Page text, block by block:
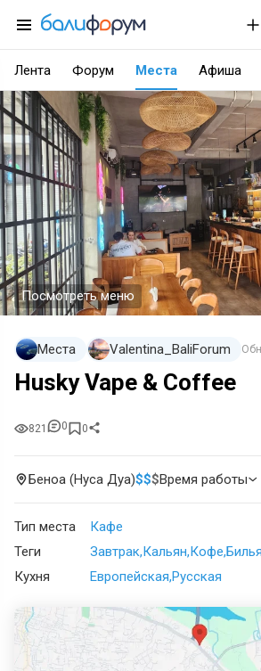
Лента Форум Места Афиша
Посмотреть меню
Места Valentina_BaliForum
Husky Vape & Coffee
821 0 0
Беноа (Нуса Дуа)$$$Время работы
Тип места
Кафе
Теги
Завтрак Кальян Кофе
Кухня
Европейская Русская